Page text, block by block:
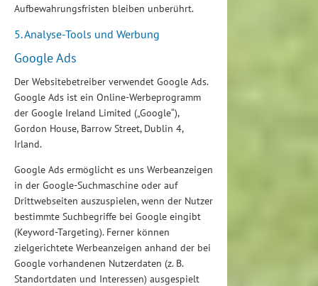
Aufbewahrungsfristen bleiben unberührt.
5. Analyse-Tools und Werbung
Google Ads
Der Websitebetreiber verwendet Google Ads.
Google Ads ist ein Online-Werbeprogramm
der Google Ireland Limited („Google“),
Gordon House, Barrow Street, Dublin 4,
Irland.
Google Ads ermöglicht es uns Werbeanzeigen
in der Google-Suchmaschine oder auf
Drittwebseiten auszuspielen, wenn der Nutzer
bestimmte Suchbegriffe bei Google eingibt
(Keyword-Targeting). Ferner können
zielgerichtete Werbeanzeigen anhand der bei
Google vorhandenen Nutzerdaten (z. B.
Standortdaten und Interessen) ausgespielt